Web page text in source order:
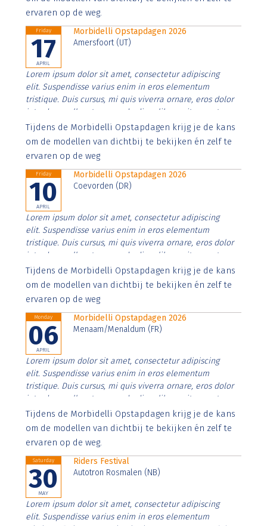
ervaren op de weg.
Friday
17
APRIL
Morbidelli Opstapdagen 2026
Amersfoort (UT)
Lorem ipsum dolor sit amet, consectetur adipiscing
elit. Suspendisse varius enim in eros elementum
tristique. Duis cursus, mi quis viverra ornare, eros dolor
interdum nulla, ut commodo diam libero vitae erat.
Aenean faucibus nibh et justo cursus id rutrum lorem
imperdiet. Nunc ut sem vitae risus tristique posuere.
Tijdens de Morbidelli Opstapdagen krijg je de kans
om de modellen van dichtbij te bekijken én zelf te
ervaren op de weg
Friday
10
APRIL
Morbidelli Opstapdagen 2026
Coevorden (DR)
Lorem ipsum dolor sit amet, consectetur adipiscing
elit. Suspendisse varius enim in eros elementum
tristique. Duis cursus, mi quis viverra ornare, eros dolor
interdum nulla, ut commodo diam libero vitae erat.
Aenean faucibus nibh et justo cursus id rutrum lorem
imperdiet. Nunc ut sem vitae risus tristique posuere.
Tijdens de Morbidelli Opstapdagen krijg je de kans
om de modellen van dichtbij te bekijken én zelf te
ervaren op de weg
Monday
06
APRIL
Morbidelli Opstapdagen 2026
Menaam/Menaldum (FR)
Lorem ipsum dolor sit amet, consectetur adipiscing
elit. Suspendisse varius enim in eros elementum
tristique. Duis cursus, mi quis viverra ornare, eros dolor
interdum nulla, ut commodo diam libero vitae erat.
Aenean faucibus nibh et justo cursus id rutrum lorem
imperdiet. Nunc ut sem vitae risus tristique posuere.
Tijdens de Morbidelli Opstapdagen krijg je de kans
om de modellen van dichtbij te bekijken én zelf te
ervaren op de weg.
Saturday
30
MAY
Riders Festival
Autotron Rosmalen (NB)
Lorem ipsum dolor sit amet, consectetur adipiscing
elit. Suspendisse varius enim in eros elementum